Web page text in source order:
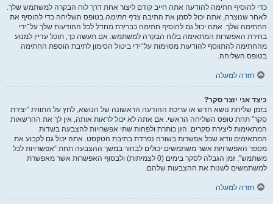
כדי להוסיף חתימה להודעה אתה חייב קודם ליצור אחת דרך לוח הבקרה למשתמש שלך.
לאחר שנוצרה, אתה יכול לסמן את התיבה צרף חתימה בטופס השליחה כדי להוסיף את
החתימה שלך. אתה יכול גם להוסיף חתימה כברירת מחדל לכל ההודעות שלך על־ידי
בחירת האפשרות המתאימה בלוח הבקרה למשתמש. אם תעשה כך, תוכל עדיין למנוע
מהחתימה להתווסף להודעות מסוימות על־ידי ביטול הסימון לתיבת הוספת החתימה
בטופס השליחה.
חזרה למעלה
כיצד אני יוצר סקר?
בזמן שליחת נושא חדש או עריכת ההודעה הראשונה של הנושא, לחץ על התווית “יצירת
סקר” תחת טופס השליחה הראשי. אם אתה לא יכול לראות אותה, אין לך את ההרשאות
המתאימות ליצירת סקרים. הזן כותרת ולפחות שתי אפשרויות להצבעה בשדות
המתאימים וודא שכל אפשרות בשורה נפרדת בתיבת הטקסט. אתה יכול גם לקבוע את
מספר האפשרויות אשר משתמשים יכולים לבחור במשך ההצבעה תחת “אפשרויות לכל
משתמש”, זמן הגבלה לסקר בימים (0 לצמיתות) ולבסוף האפשרות אשר מאפשרת
למשתמשים לשנות את ההצבעות שלהם.
חזרה למעלה